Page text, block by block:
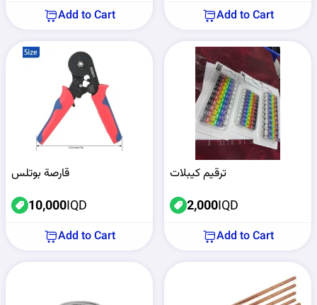
Add to Cart Add to Cart
قارصة بوتلس
10,000IQD
Add to Cart
ترقيم كيبلات
2,000IQD
Add to Cart